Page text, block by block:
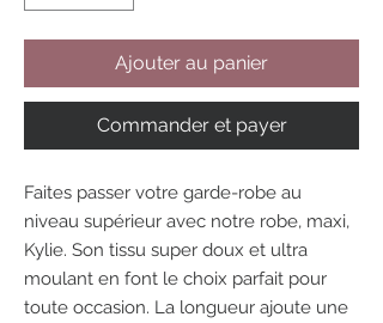
Ajouter au panier
Commander et payer
Faites passer votre garde-robe au
niveau supérieur avec notre robe, maxi,
Kylie. Son tissu super doux et ultra
moulant en font le choix parfait pour
toute occasion. La longueur ajoute une